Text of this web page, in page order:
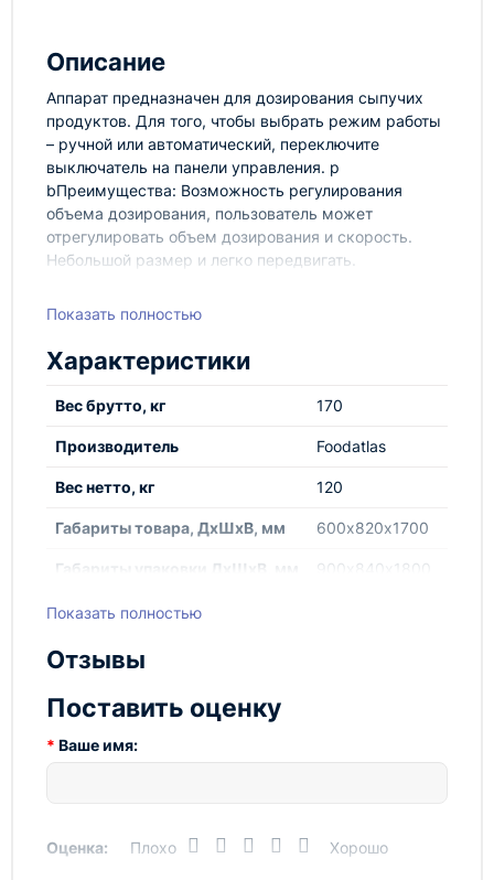
Описание
Аппарат предназначен для дозирования сыпучих
продуктов. Для того, чтобы выбрать режим работы
– ручной или автоматический, переключите
выключатель на панели управления. p
bПреимущества: Возможность регулирования
объема дозирования, пользователь может
отрегулировать объем дозирования и скорость.
Небольшой размер и легко передвигать.
Показать полностью
Характеристики
Вес брутто, кг 170
Производитель Foodatlas
Вес нетто, кг 120
Габариты товара, ДхШхВ, мм 600х820х1700
Габариты упаковки ДхШхВ, мм 900х840х1800
Мощность, кВт
Напряжение/Частота
Показать полностью
Отзывы
Поставить оценку
Ваше имя:
Оценка: Плохо Хорошо